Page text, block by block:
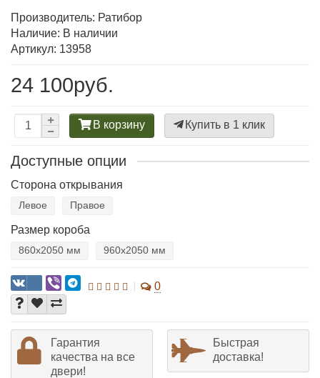
Производитель: Ратибор
Наличие: В наличии
Артикул: 13958
24 100руб.
В корзину Купить в 1 клик
Доступные опции
Сторона открывания
Левое Правое
Размер короба
860х2050 мм 960х2050 мм
0
Гарантия
качества на все
двери!
Быстрая
доставка!